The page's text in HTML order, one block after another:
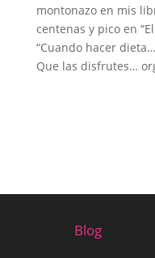
montonazo en mis
centenas y pico en
“Cuando hacer
Que las disfrutes…
Blog